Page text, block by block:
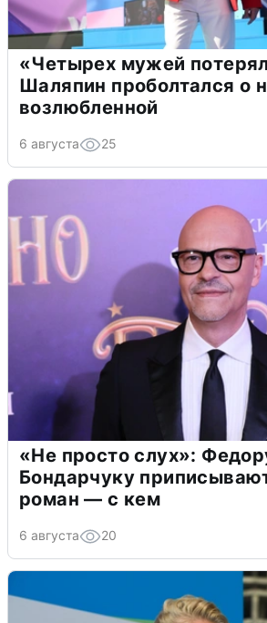
«Четырех мужей
Шаляпин проболтался о
возлюбленной
6 августа 25
«Не просто слух»:
Бондарчуку
роман — с кем
6 августа 20